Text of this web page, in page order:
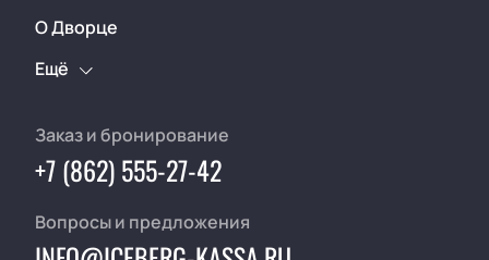
О Дворце
Ещё
Заказ и бронирование
+7 (862) 555-27-42
Вопросы и предложения